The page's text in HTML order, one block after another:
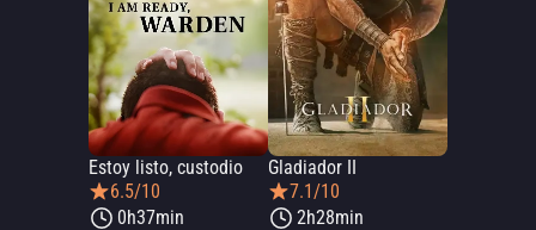
Estoy listo, custodio
6.5/10
0h37min
Gladiador II
7.1/10
2h28min